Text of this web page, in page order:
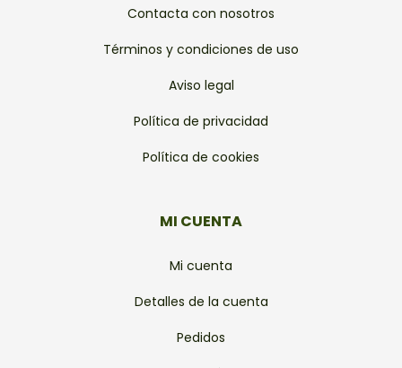
Contacta con nosotros
Términos y condiciones de uso
Aviso legal
Política de privacidad
Política de cookies
MI CUENTA
Mi cuenta
Detalles de la cuenta
Pedidos